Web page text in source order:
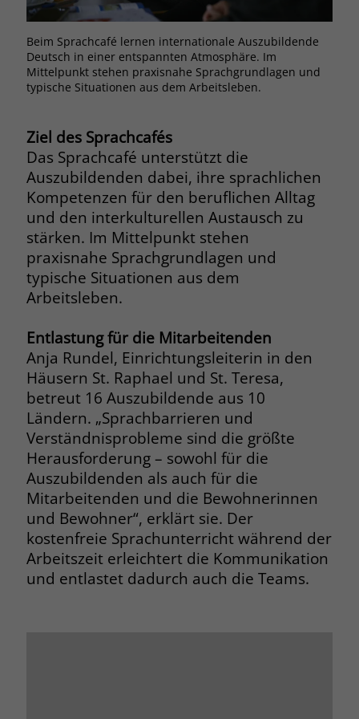
Beim Sprachcafé lernen internationale Auszubildende
Deutsch in einer entspannten Atmosphäre. Im
Mittelpunkt stehen praxisnahe Sprachgrundlagen und
typische Situationen aus dem Arbeitsleben.
Ziel des Sprachcafés
Das Sprachcafé unterstützt die
Auszubildenden dabei, ihre sprachlichen
Kompetenzen für den beruflichen Alltag
und den interkulturellen Austausch zu
stärken. Im Mittelpunkt stehen
praxisnahe Sprachgrundlagen und
typische Situationen aus dem
Arbeitsleben.
Entlastung für die Mitarbeitenden
Anja Rundel, Einrichtungsleiterin in den
Häusern St. Raphael und St. Teresa,
betreut 16 Auszubildende aus 10
Ländern. „Sprachbarrieren und
Verständnisprobleme sind die größte
Herausforderung – sowohl für die
Auszubildenden als auch für die
Mitarbeitenden und die Bewohnerinnen
und Bewohner“, erklärt sie. Der
kostenfreie Sprachunterricht während der
Arbeitszeit erleichtert die Kommunikation
und entlastet dadurch auch die Teams.
Name PHPSESSID
Anbieter stiftung-liebenau.de
Zweck
Behält die Zustände des Benutzers bei
allen Seitenanfragen bei.
Name cookie_optin
Anbieter www.stiftung-liebenau.de
Laufzeit 1 Monat
zum Cookie Opt-In
Name __cf_bm
Anbieter .fonts.net
Laufzeit 30 Minuten
Zweck
This cookie, set by Cloudflare, is used to
support Cloudflare Bot Management.
Name JSessionID
Zweck
Browsers und die Einstellungen
Dadurch wird gewährleistet, dass
Aktionen, die bei späteren Besuchen
derselben Website durchgeführt
Name _clsk
Anbieter www.clarity.ms
Laufzeit 1 Jahr
Microsoft Clarity setzt dieses Cookie,
um die Seitenaufrufe eines Benutzers
Sitzungsaufzeichnung
zusammenzufassen.
Name _gcl_au
Anbieter Google Ads
Laufzeit 90 Tage
Zweck Enthält eine zufallsgenerierte User-ID.
Name _gcl_aw
Anbieter Google Ads